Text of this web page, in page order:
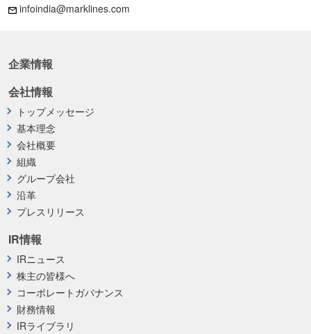
infoindia@marklines.com
企業情報
会社情報
トップメッセージ
基本理念
会社概要
組織
グループ会社
沿革
プレスリリース
IR情報
IRニュース
株主の皆様へ
コーポレートガバナンス
財務情報
IRライブラリ